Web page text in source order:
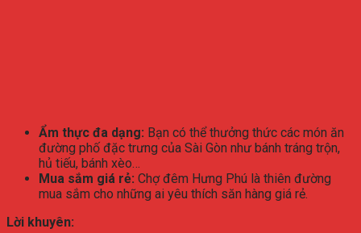
Ẩm thực đa dạng: Bạn có thể thưởng thức các món ăn
đường phố đặc trưng của Sài Gòn như bánh tráng trộn,
hủ tiếu, bánh xèo…
Mua sắm giá rẻ: Chợ đêm Hưng Phú là thiên đường
mua sắm cho những ai yêu thích săn hàng giá rẻ.
Lời khuyên: